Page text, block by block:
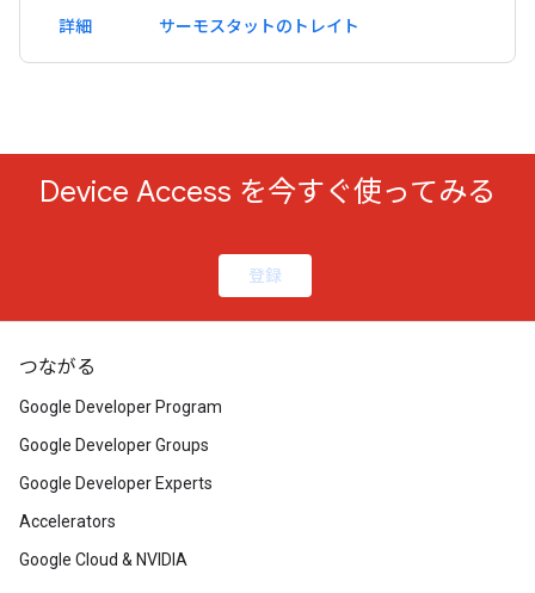
詳細 サーモスタットのトレイト
Device Access を今すぐ使ってみる
登録
つながる
Google Developer Program
Google Developer Groups
Google Developer Experts
Accelerators
Google Cloud & NVIDIA